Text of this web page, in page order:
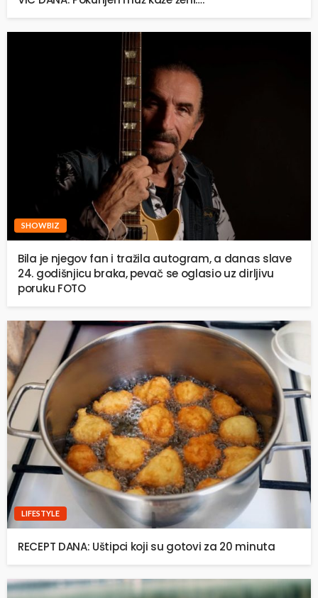
SHOWBIZ
Bila je njegov fan i tražila autogram, a danas slave
24. godišnjicu braka, pevač se oglasio uz dirljivu
poruku FOTO
LIFESTYLE
RECEPT DANA: Uštipci koji su gotovi za 20 minuta